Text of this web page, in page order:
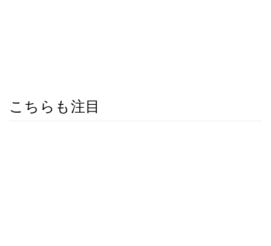
こちらも注目